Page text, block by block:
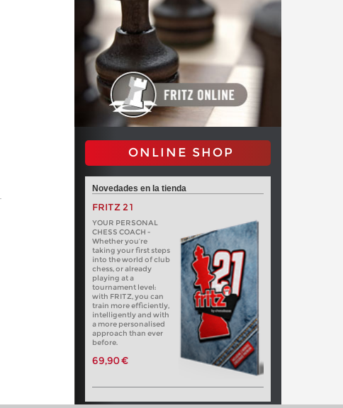
ONLINE SHOP
Novedades en la tienda
FRITZ 21
YOUR PERSONAL
CHESS COACH -
Whether you’re
taking your first steps
into the world of club
chess, or already
playing at a
tournament level:
with FRITZ, you can
train more efficiently,
intelligently and with
a more personalised
approach than ever
before.
69,90 €